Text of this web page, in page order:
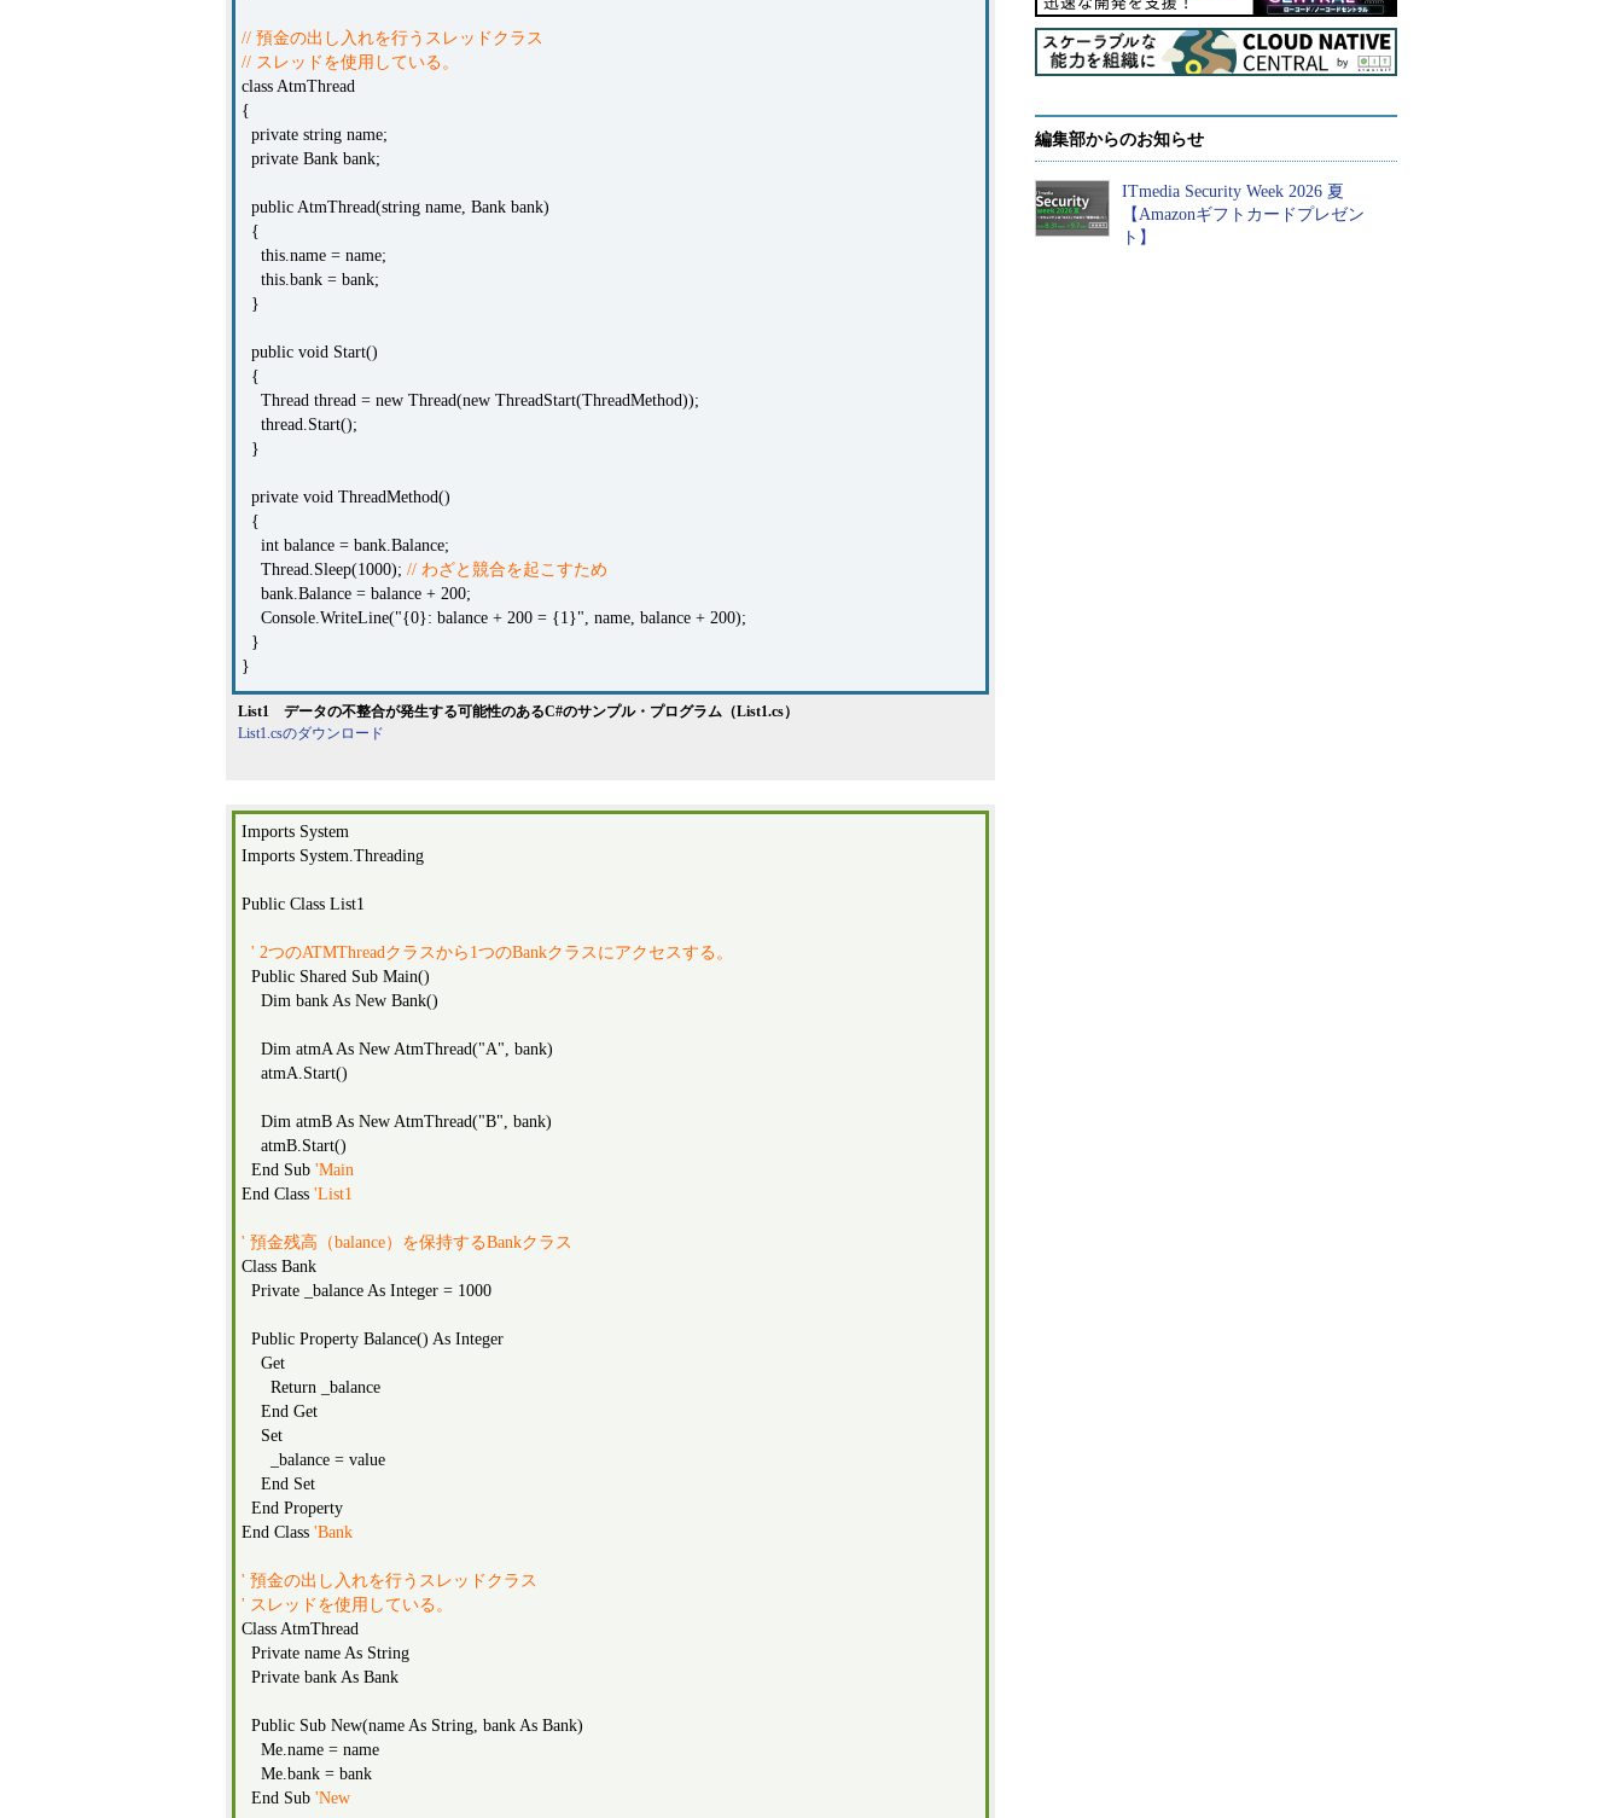
// 預金の出し入れを行うスレッドクラス
// スレッドを使用している。
class AtmThread
{
private string name;
private Bank bank;
public AtmThread(string name, Bank bank)
{
this.name = name;
this.bank = bank;
}
public void Start()
{
Thread thread = new Thread(new ThreadStart(ThreadMethod));
thread.Start();
}
private void ThreadMethod()
{
int balance = bank.Balance;
Thread.Sleep(1000); // わざと競合を起こすため
bank.Balance = balance + 200;
Console.WriteLine("{0}: balance + 200 = {1}", name, balance + 200);
}
}
List1 データの不整合が発生する可能性のあるC#のサンプル・プログラム（List1.cs）
List1.csのダウンロード
Imports System
Imports System.Threading
Public Class List1
' 2つのATMThreadクラスから1つのBankクラスにアクセスする。
Public Shared Sub Main()
Dim bank As New Bank()
Dim atmA As New AtmThread("A", bank)
atmA.Start()
Dim atmB As New AtmThread("B", bank)
atmB.Start()
End Sub 'Main
End Class 'List1
' 預金残高（balance）を保持するBankクラス
Class Bank
Private _balance As Integer = 1000
Public Property Balance() As Integer
Get
Return _balance
End Get
Set
_balance = value
End Set
End Property
End Class 'Bank
' 預金の出し入れを行うスレッドクラス
' スレッドを使用している。
Class AtmThread
Private name As String
Private bank As Bank
Public Sub New(name As String, bank As Bank)
Me.name = name
Me.bank = bank
End Sub 'New
編集部からのお知らせ
ITmedia Security Week 2026 夏
【Amazonギフトカードプレゼン
ト】